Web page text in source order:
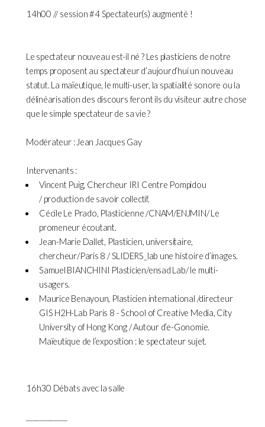
14h00 // session #4 Spectateur(s) augmenté !
Le spectateur nouveau est-il né ? Les plasticiens de notre
temps proposent au spectateur d’aujourd’hui un nouveau
statut. La maïeutique, le multi-user, la spatialité sonore ou la
délinéarisation des discours feront ils du visiteur autre chose
que le simple spectateur de sa vie ?
Modérateur : Jean Jacques Gay
Intervenants :
Vincent Puig, Chercheur IRI Centre Pompidou
/ production de savoir collectif.
Cécile Le Prado, Plasticienne /CNAM/ENJMIN/ Le
promeneur écoutant.
Jean-Marie Dallet, Plasticien, universitaire,
chercheur/Paris 8 / SLIDERS_lab une histoire d’images.
Samuel BIANCHINI Plasticien/ensad Lab/ le multi-
usagers.
Maurice Benayoun, Plasticien international /directeur
GIS H2H-Lab Paris 8 - School of Creative Media, City
University of Hong Kong / Autour d’e-Gonomie.
Maïeutique de l’exposition : le spectateur sujet.
16h30 Débats avec la salle